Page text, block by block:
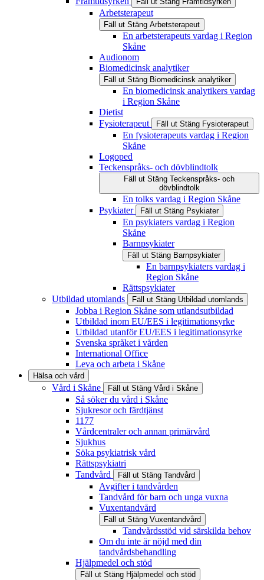
Arbetsterapeut
Fäll ut Stäng Arbetsterapeut
En arbetsterapeuts vardag i Region
Skåne
Audionom
Biomedicinsk analytiker
Fäll ut Stäng Biomedicinsk analytiker
En biomedicinsk analytikers vardag
i Region Skåne
Dietist
Fysioterapeut
Fäll ut Stäng Fysioterapeut
En fysioterapeuts vardag i Region
Skåne
Logoped
Teckenspråks- och dövblindtolk
Fäll ut Stäng Teckenspråks- och
dövblindtolk
En tolks vardag i Region Skåne
Psykiater
Fäll ut Stäng Psykiater
En psykiaters vardag i Region
Skåne
Barnpsykiater
Fäll ut Stäng Barnpsykiater
En barnpsykiaters vardag i
Region Skåne
Rättspsykiater
Utbildad utomlands
Fäll ut Stäng Utbildad utomlands
Jobba i Region Skåne som utlandsutbildad
Utbildad inom EU/EES i legitimationsyrke
Utbildad utanför EU/EES i legitimationsyrke
Svenska språket i vården
International Office
Leva och arbeta i Skåne
Hälsa och vård
Vård i Skåne Fäll ut Stäng Vård i Skåne
Så söker du vård i Skåne
Sjukresor och färdtjänst
1177
Vårdcentraler och annan primärvård
Sjukhus
Söka psykiatrisk vård
Rättspsykiatri
Tandvård
Fäll ut Stäng Tandvård
Avgifter i tandvården
Tandvård för barn och unga vuxna
Vuxentandvård
Fäll ut Stäng Vuxentandvård
Tandvårdsstöd vid särskilda behov
Om du inte är nöjd med din
tandvårdsbehandling
Hjälpmedel och stöd
Fäll ut Stäng Hjälpmedel och stöd